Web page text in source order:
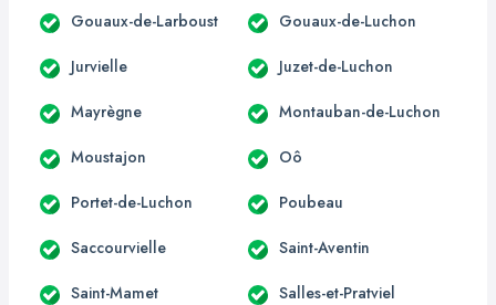
Gouaux-de-Larboust Gouaux-de-Luchon
Jurvielle Juzet-de-Luchon
Mayrègne Montauban-de-Luchon
Moustajon Oô
Portet-de-Luchon Poubeau
Saccourvielle Saint-Aventin
Saint-Mamet Salles-et-Pratviel